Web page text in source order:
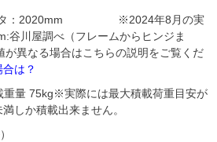
ータ：2020mm ※2024年8月の実
谷川屋調べ（フレームからヒンジま
異なる場合はこちらの説明をご覧くだ
は？
重量 75kg※実際には最大積載荷重目安が
しか積載出来ません。